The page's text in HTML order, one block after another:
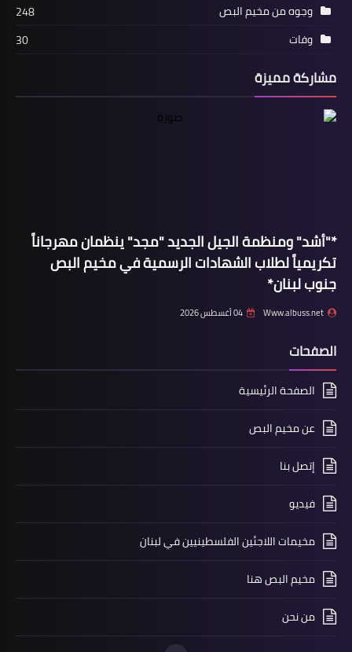
اخبار جبهة التحرير الفلسطينية
في ظلال حطين المجيدة وانتصارات صلاح
الدين العظيمة بقلم د. مصطفى يوسف
اللداوي
مستوى الحدث يستدعي تطوير كافة
اشكال النضال بقلم / عباس الجمعة
وجوه من مخيم البص
248
وفات
30
مشاركة مميزة
*"أشد" ومنظمة الجيل الجديد "مجد" ينظمان مهرجاناً
تكريمياً لطلاب الشهادات الرسمية في مخيم البص
جنوب لبنان*
Www.albuss.net 04 أغسطس 2026
الصفحات
الصفحة الرئيسية
عن مخيم البص
إتصل بنا
فيديو
مخيمات اللاجئين الفلسطينيين في لبنان
مخيم البص هنا
من نحن